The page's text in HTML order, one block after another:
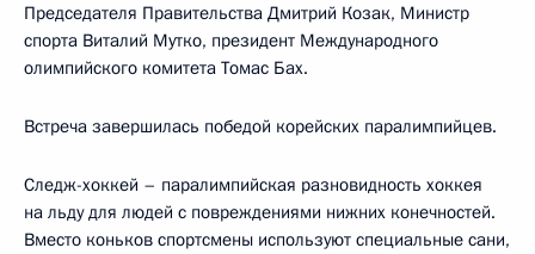
Председателя Правительства Дмитрий Козак, Министр
спорта Виталий Мутко, президент Международного
олимпийского комитета Томас Бах.
Встреча завершилась победой корейских паралимпийцев.
Следж-хоккей – паралимпийская разновидность хоккея
на льду для людей с повреждениями нижних конечностей.
Вместо коньков спортсмены используют специальные сани,